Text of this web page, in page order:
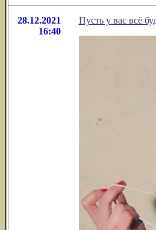
28.12.2021
16:40
Пусть у вас всё